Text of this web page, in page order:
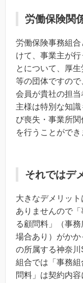
労働保険関
労働保険事務組
けて、事業主が
とについて、厚
等の団体ですの
会員が貴社の担
主様は特別な知
び喪失・事業所
を行うことができ
それではデ
大きなデメリッ
ありませんので
る顧問料」（事
場合あり）がか
の所属する神奈
組合では「事務
問料」は契約内